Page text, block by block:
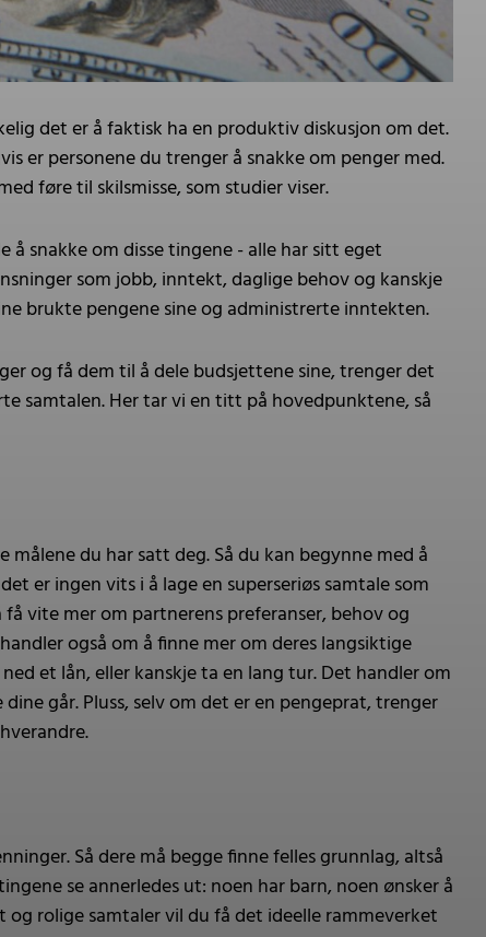
det er å faktisk ha en produktiv diskusjon om det.
er personene du trenger å snakke om penger med.
føre til skilsmisse, som studier viser.
snakke om disse tingene - alle har sitt eget
som jobb, inntekt, daglige behov og kanskje
brukte pengene sine og administrerte inntekten.
og få dem til å dele budsjettene sine, trenger det
samtalen. Her tar vi en titt på hovedpunktene, så
du har satt deg. Så du kan begynne med å
er ingen vits i å lage en superseriøs samtale som
vite mer om partnerens preferanser, behov og
også om å finne mer om deres langsiktige
et lån, eller kanskje ta en lang tur. Det handler om
går. Pluss, selv om det er en pengeprat, trenger
Så dere må begge finne felles grunnlag, altså
se annerledes ut: noen har barn, noen ønsker å
rolige samtaler vil du få det ideelle rammeverket